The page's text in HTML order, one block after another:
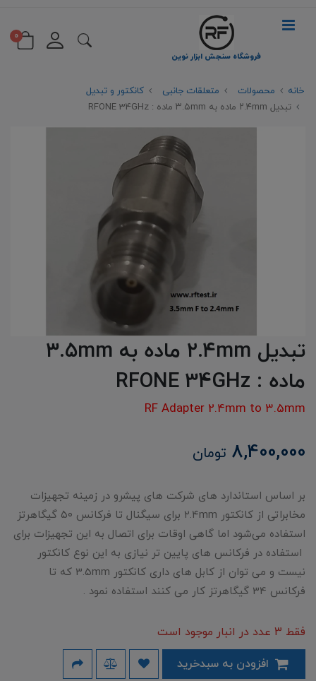
فروشگاه سنجش ابزار نوین
0
خانه محصولات متعلقات جانبی
کانکتور و تبدیل
تبدیل ۲.۴mm ماده به ۳.۵mm ماده : RFONE 34GHz
تبدیل ۲.۴mm ماده به ۳.۵mm
ماده : RFONE 34GHz
RF Adapter 2.4mm to 3.5mm
8,400,000 تومان
بر اساس استاندارد های شرکت های پیشرو در زمینه تجهیزات
مخابراتی از کانکتور ۲.۴mm برای سیگنال تا فرکانس ۵۰ گیگاهرتز
استفاده می‌شود اما گاهی اوقات برای اتصال به این تجهیزات برای
استفاده در فرکانس های پایین تر نیازی به این نوع کانکتور
نیست و می توان از کابل های داری کانکتور 3.5mm که تا
فرکانس 34 گیگاهرتز کار می کنند استفاده نمود .
فقط 3 عدد در انبار موجود است